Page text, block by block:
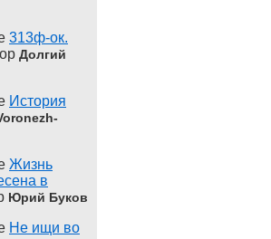
313ф-ок.
Долгий
История
Жизнь
в
Юрий Буков
Не ищи во